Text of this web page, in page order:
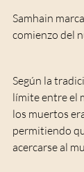
Samhain
comienzo del
Según la
límite entre el
los muertos
permitiendo
acercarse al